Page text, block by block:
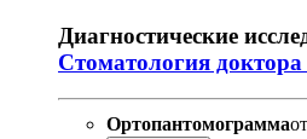
Диагностические
Стоматология
Ортопантомограммаот